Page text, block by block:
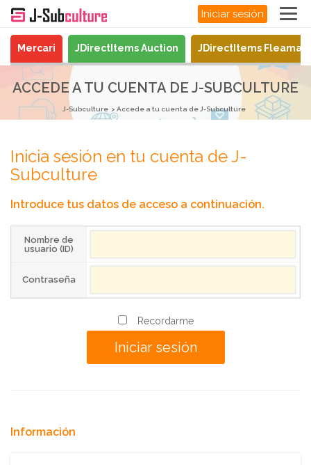
Iniciar sesión
Mercari JDirectItems Auction JDirectItems
ACCEDE A TU CUENTA DE J-SUBCULTURE
J-Subculture Accede a tu cuenta de J-Subculture
Inicia sesión en tu cuenta de J-
Subculture
Introduce tus datos de acceso a continuación.
Nombre de
usuario (ID)
Contraseña
Recordarme
Información